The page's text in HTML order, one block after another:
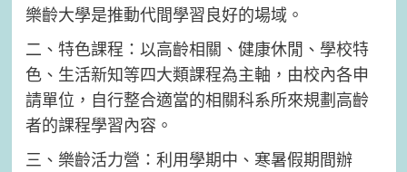
樂齡大學是推動代間學習良好的場域。
二、特色課程：以高齡相關、健康休閒、學校特
色、生活新知等四大類課程為主軸，由校內各申
請單位，自行整合適當的相關科系所來規劃高齡
者的課程學習內容。
三、樂齡活力營：利用學期中、寒暑假期間辦